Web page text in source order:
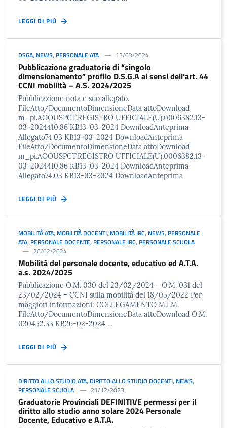
LEGGI DI PIÙ
DSGA, NEWS, PERSONALE ATA 13/03/2024
Pubblicazione graduatorie di “singolo
dimensionamento” profilo D.S.G.A ai sensi dell’art. 44
CCNI mobilità – A.S. 2024/2025
Pubblicazione nota e suo allegato.
FileAtto/DocumentoDimensioneData attoDownload
m_pi.AOOUSPCT.REGISTRO UFFICIALE(U).0006382.13-
03-2024410.86 KB13-03-2024 DownloadAnteprima
Allegato74.03 KB13-03-2024 DownloadAnteprima
FileAtto/DocumentoDimensioneData attoDownload
m_pi.AOOUSPCT.REGISTRO UFFICIALE(U).0006382.13-
03-2024410.86 KB13-03-2024 DownloadAnteprima
Allegato74.03 KB13-03-2024 DownloadAnteprima
LEGGI DI PIÙ
MOBILITÀ ATA, MOBILITÀ DOCENTI, MOBILITÀ IRC, NEWS, PERSONALE
ATA, PERSONALE DOCENTE, PERSONALE IRC, PERSONALE SCUOLA
26/02/2024
Mobilità del personale docente, educativo ed A.T.A.
a.s. 2024/2025
Pubblicazione O.M. 030 del 23/02/2024 – O.M. 031 del
23/02/2024 – CCNI sulla mobilità del 18/05/2022 Per
maggiori informazioni: COLLEGAMENTO M.I.M.
FileAtto/DocumentoDimensioneData attoDownload O.M.
030452.33 KB26-02-2024 …
LEGGI DI PIÙ
DIRITTO ALLO STUDIO ATA, DIRITTO ALLO STUDIO DOCENTI, NEWS,
PERSONALE SCUOLA
21/12/2023
Graduatorie Provinciali DEFINITIVE permessi per il
diritto allo studio anno solare 2024 Personale
Docente, Educativo e A.T.A.